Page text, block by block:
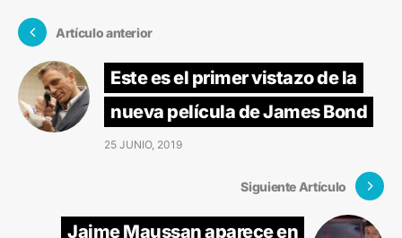
Artículo anterior
Este es el primer vistazo de la
nueva película de James Bond
25 JUNIO, 2019
Siguiente Artículo
Jaime Maussan aparece en